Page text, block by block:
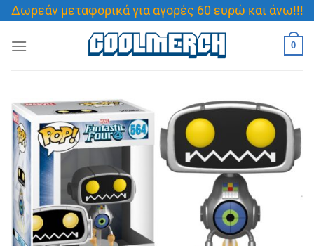
Μετάβαση
στο
περιεχόμενο
Δωρεάν μεταφορικά για αγορές 60 ευρώ και άνω!!!
0